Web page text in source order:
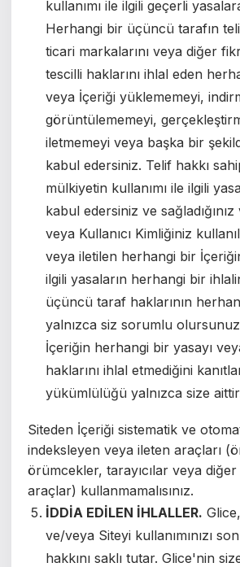
kullanımı ile ilgili geçerli
Herhangi bir üçüncü tarafın
ticari markalarını veya diğer
tescilli haklarını ihlal eden
veya İçeriği yüklememeyi,
görüntülememeyi,
iletmemeyi veya başka bir
kabul edersiniz. Telif hakkı
mülkiyetin kullanımı ile ilgili
kabul edersiniz ve
veya Kullanıcı Kimliğiniz
veya iletilen herhangi bir
ilgili yasaların herhangi bir
üçüncü taraf haklarının
yalnızca siz sorumlu
İçeriğin herhangi bir yasayı
haklarını ihlal etmediğini
yükümlülüğü yalnızca size
Siteden İçeriği sistematik ve
indeksleyen veya ileten araçları
örümcekler, tarayıcılar veya
araçlar) kullanmamalısınız.
İDDİA EDİLEN İHLALLER.
ve/veya Siteyi kullanımınızı
hakkını saklı tutar. Glice'nin